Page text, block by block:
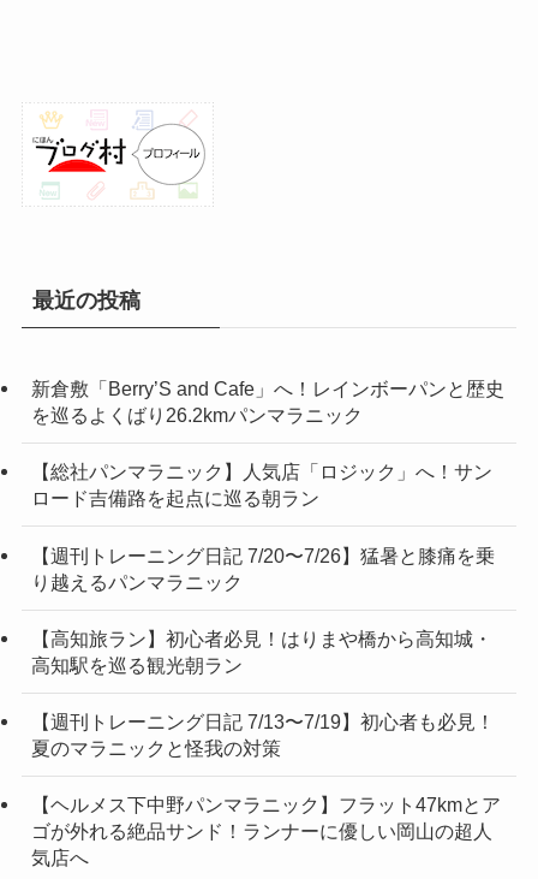
最近の投稿
新倉敷「Berry’S and Cafe」へ！レインボーパンと歴史
を巡るよくばり26.2kmパンマラニック
【総社パンマラニック】人気店「ロジック」へ！サン
ロード吉備路を起点に巡る朝ラン
【週刊トレーニング日記 7/20〜7/26】猛暑と膝痛を乗
り越えるパンマラニック
【高知旅ラン】初心者必見！はりまや橋から高知城・
高知駅を巡る観光朝ラン
【週刊トレーニング日記 7/13〜7/19】初心者も必見！
夏のマラニックと怪我の対策
【ヘルメス下中野パンマラニック】フラット47kmとア
ゴが外れる絶品サンド！ランナーに優しい岡山の超人
気店へ